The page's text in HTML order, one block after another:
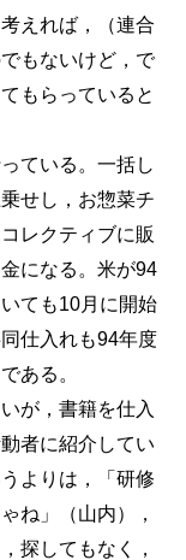
えれば，（連合
もないけど，で
もらっていると
ている。一括し
せし，お惣菜チ
レクティブに販
になる。米が94
ても10月に開始
仕入れも94年度
ある。
が，書籍を仕入
者に紹介してい
よりは，「研修
ね」（山内），
探してもなく，